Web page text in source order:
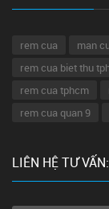
rem cua man
rem cua biet thu
rem cua tphcm
rem cua quan 9
LIÊN HỆ TƯ